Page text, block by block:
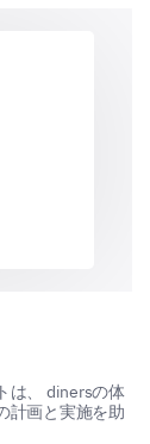
of a
は、 dinersの体
計画と実施を助